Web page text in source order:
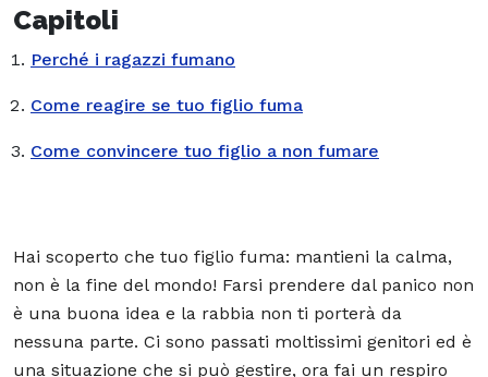
Capitoli
Perché i ragazzi fumano
Come reagire se tuo figlio fuma
Come convincere tuo figlio a non fumare
Hai scoperto che tuo figlio fuma: mantieni la calma,
non è la fine del mondo! Farsi prendere dal panico non
è una buona idea e la rabbia non ti porterà da
nessuna parte. Ci sono passati moltissimi genitori ed è
una situazione che si può gestire, ora fai un respiro